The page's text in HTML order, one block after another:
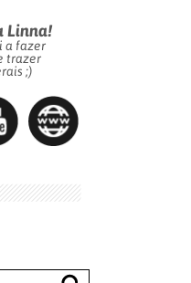
Linna!
a fazer
trazer
;)